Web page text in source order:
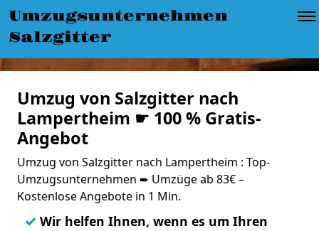
Umzugsunternehmen
Salzgitter
Umzug von Salzgitter nach
Lampertheim ☛ 100 % Gratis-
Angebot
Umzug von Salzgitter nach Lampertheim : Top-
Umzugsunternehmen ➨ Umzüge ab 83€ –
Kostenlose Angebote in 1 Min.
✓ Wir helfen Ihnen, wenn es um Ihren